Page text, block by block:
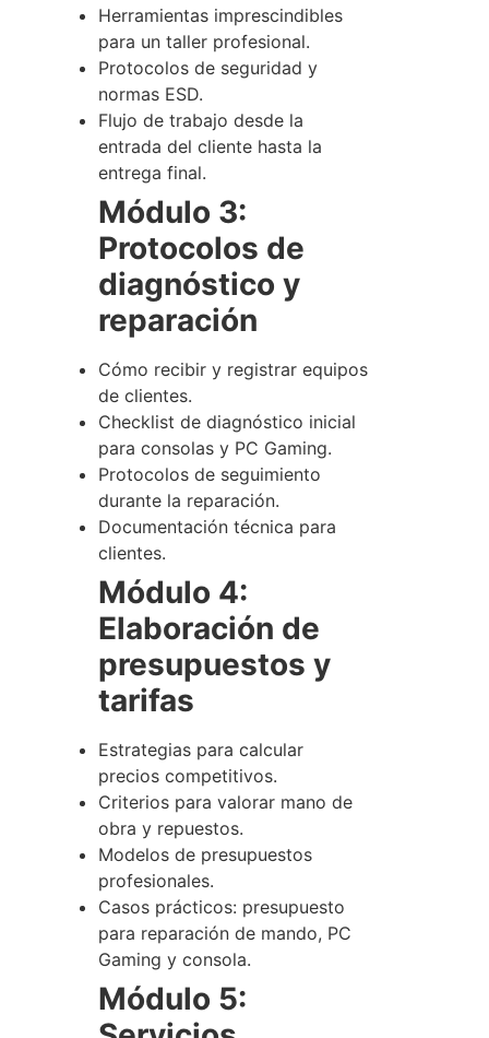
Herramientas imprescindibles
para un taller profesional.
Protocolos de seguridad y
normas ESD.
Flujo de trabajo desde la
entrada del cliente hasta la
entrega final.
Módulo 3:
Protocolos de
diagnóstico y
reparación
Cómo recibir y registrar equipos
de clientes.
Checklist de diagnóstico inicial
para consolas y PC Gaming.
Protocolos de seguimiento
durante la reparación.
Documentación técnica para
clientes.
Módulo 4:
Elaboración de
presupuestos y
tarifas
Estrategias para calcular
precios competitivos.
Criterios para valorar mano de
obra y repuestos.
Modelos de presupuestos
profesionales.
Casos prácticos: presupuesto
para reparación de mando, PC
Gaming y consola.
Módulo 5: